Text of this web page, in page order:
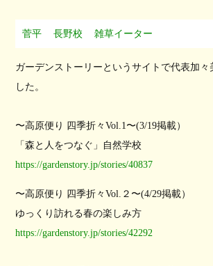
菅平 長野校 雑草イーター
ガーデンストーリーというサイトで代表加々
した。
〜高原便り 四季折々Vol.1〜(3/19掲載）
「森と人をつなぐ」自然学校
https://gardenstory.jp/stories/40837
〜高原便り 四季折々Vol.２〜(4/29掲載）
ゆっくり訪れる春の楽しみ方
https://gardenstory.jp/stories/42292